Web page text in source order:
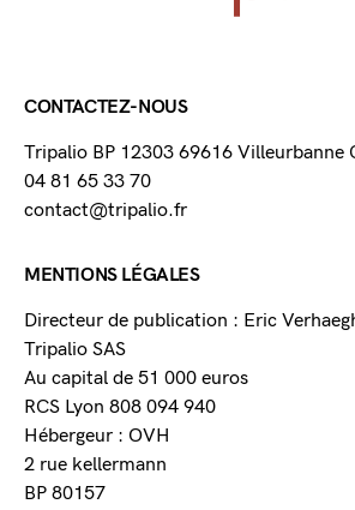
CONTACTEZ-NOUS
Tripalio BP 12303 69616 Villeurbanne
04 81 65 33 70
contact@tripalio.fr
MENTIONS LÉGALES
Directeur de publication : Eric
Tripalio SAS
Au capital de 51 000 euros
RCS Lyon 808 094 940
Hébergeur : OVH
2 rue kellermann
BP 80157